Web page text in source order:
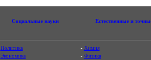
Социальные науки Естественные и
Политика
Экономика
- Химия
- Физика